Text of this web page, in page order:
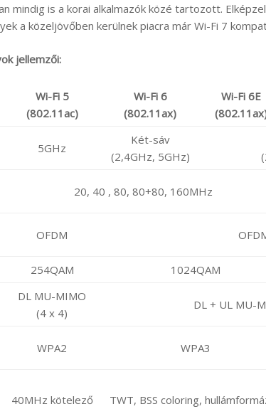
mindig is a korai alkalmazók közé tartozott.
a közeljövőben kerülnek piacra már Wi-Fi 7
jellemzői:
Wi-Fi 5
(802.11ac)
Wi-Fi 6
(802.11ax)
Wi-Fi 6E
5GHz
Két-sáv
(2,4GHz, 5GHz)
20, 40 , 80, 80+80, 160MHz
OFDM
254QAM 1024QAM
DL MU-MIMO
(4 x 4)
DL + UL MU-
WPA2 WPA3
40MHz kötelező TWT, BSS coloring,